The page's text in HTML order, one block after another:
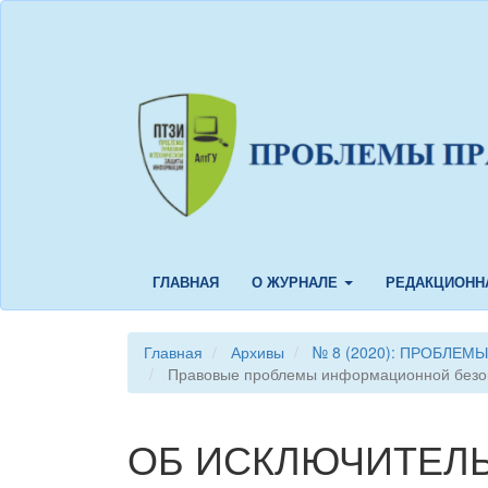
Быстрый
ГЛАВНАЯ О ЖУРНАЛЕ
Главная Архивы
№ 8 (2020):
Правовые проблемы информационной
ОБ